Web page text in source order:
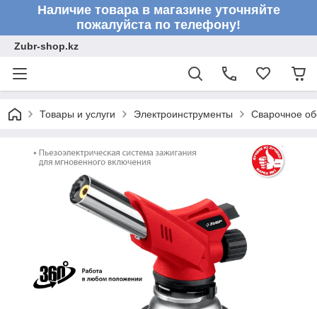
Наличие товара в магазине уточняйте
пожалуйста по телефону!
Zubr-shop.kz
Товары и услуги Электроинструменты Сварочное